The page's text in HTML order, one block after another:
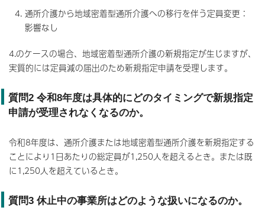
通所介護から地域密着型通所介護への移行を伴う定員変更：
影響なし
4.のケースの場合、地域密着型通所介護の新規指定が生じますが、
実質的には定員減の届出のため新規指定申請を受理します。
質問2 令和8年度は具体的にどのタイミングで新規指定
申請が受理されなくなるのか。
令和8年度は、通所介護または地域密着型通所介護を新規指定する
ことにより1日あたりの総定員が1,250人を超えるとき。または既
に1,250人を超えているとき。
質問3 休止中の事業所はどのような扱いになるのか。